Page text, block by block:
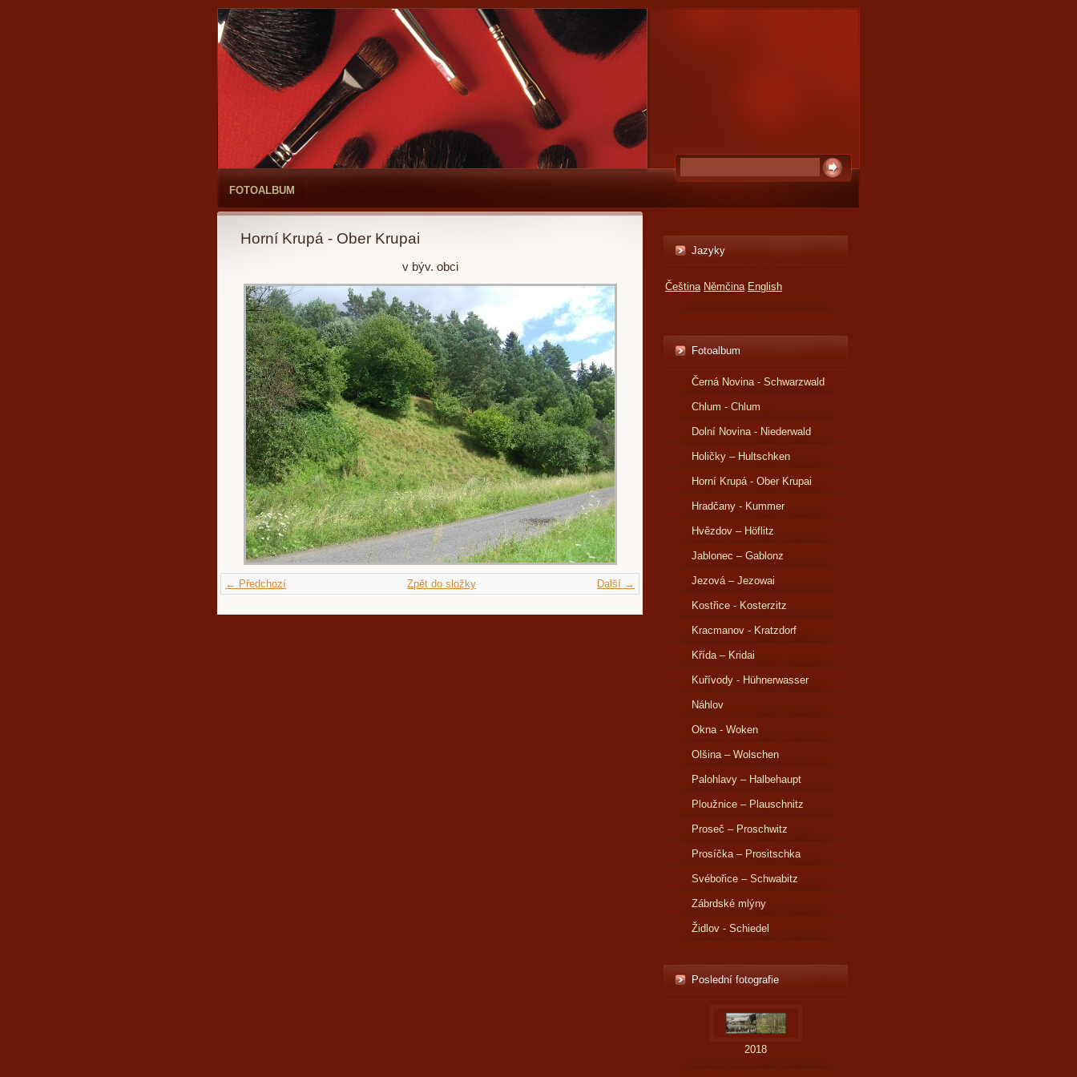
FOTOALBUM
Horní Krupá - Ober Krupai
v býv. obci
← Předchozí Další →
Zpět do složky
Jazyky
Čeština Němčina English
Fotoalbum
Černá Novina - Schwarzwald
Chlum - Chlum
Dolní Novina - Niederwald
Holičky – Hultschken
Horní Krupá - Ober Krupai
Hradčany - Kummer
Hvězdov – Höflitz
Jablonec – Gablonz
Jezová – Jezowai
Kostřice - Kosterzitz
Kracmanov - Kratzdorf
Křída – Kridai
Kuřívody - Hühnerwasser
Náhlov
Okna - Woken
Olšina – Wolschen
Palohlavy – Halbehaupt
Ploužnice – Plauschnitz
Proseč – Proschwitz
Prosíčka – Prositschka
Svébořice – Schwabitz
Zábrdské mlýny
Židlov - Schiedel
Poslední fotografie
2018